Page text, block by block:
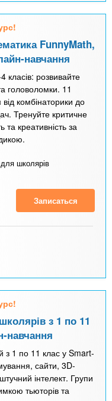
FunnyMath,
навчання
класів: розвивайте
головоломки. 11
комбінаторики до
Тренуйте критичне
креативність за
для школярів
Записаться
з 1 по 11
навчання
з 1 по 11 клас у Smart-
сайти, 3D-
інтелект. Групи
тьюторів та